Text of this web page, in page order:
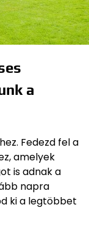
a
Fedezd fel a
amelyek
is adnak a
napra
ki a legtöbbet